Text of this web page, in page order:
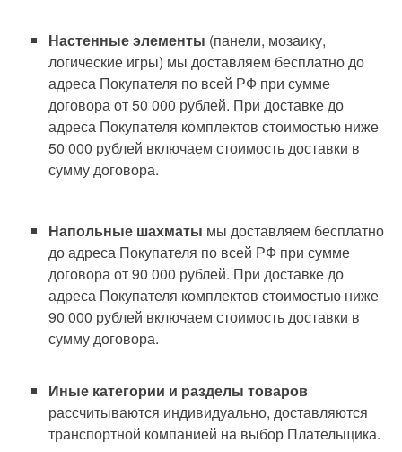
Настенные элементы (панели, мозаику,
логические игры) мы доставляем бесплатно до
адреса Покупателя по всей РФ при сумме
договора от 50 000 рублей. При доставке до
адреса Покупателя комплектов стоимостью ниже
50 000 рублей включаем стоимость доставки в
сумму договора.
Напольные шахматы мы доставляем бесплатно
до адреса Покупателя по всей РФ при сумме
договора от 90 000 рублей. При доставке до
адреса Покупателя комплектов стоимостью ниже
90 000 рублей включаем стоимость доставки в
сумму договора.
Иные категории и разделы товаров
рассчитываются индивидуально, доставляются
транспортной компанией на выбор Плательщика.